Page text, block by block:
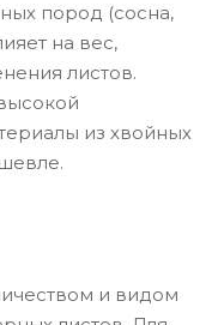
пород (сосна,
на вес,
листов.
из хвойных
и видом